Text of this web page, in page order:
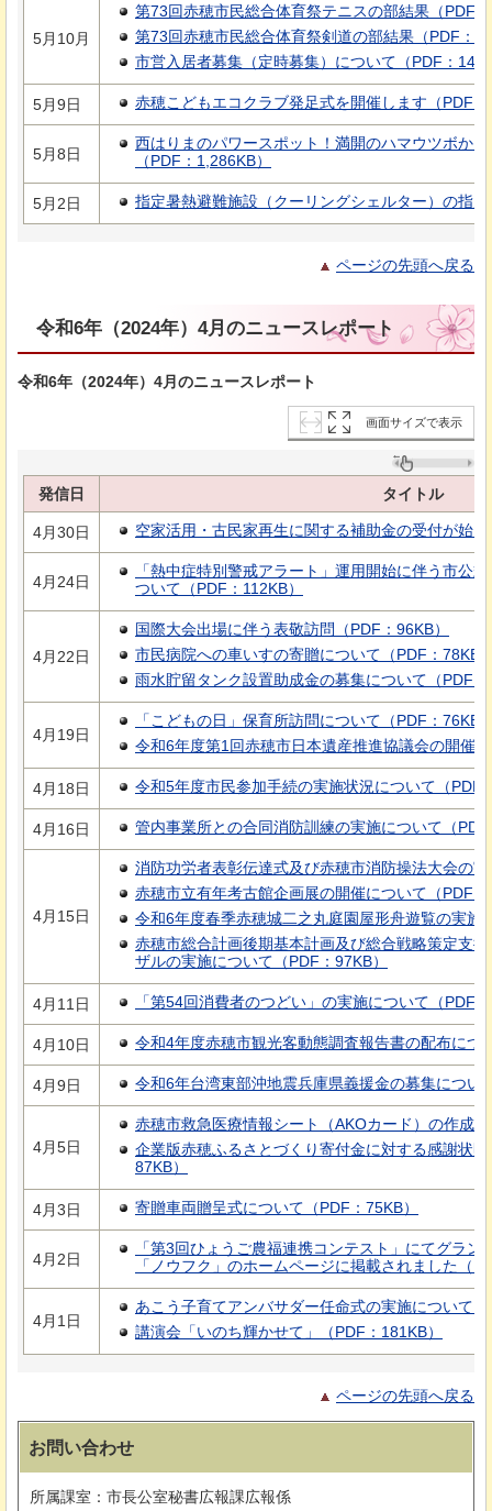
5月10月
第73回赤穂市民総合体育祭テニスの部結果（PDF
第73回赤穂市民総合体育祭剣道の部結果（PDF：
市営入居者募集（定時募集）について（PDF：
5月9日 赤穂こどもエコクラブ発足式を開催します（PDF
5月8日
西はりまのパワースポット！満開のハマウツボか
（PDF：1,286KB）
5月2日 指定暑熱避難施設（クーリングシェルター）の指
ページの先頭へ戻る
令和6年（2024年）4月のニュースレポート
令和6年（2024年）4月のニュースレポート
画面サイズで表示
発信日 タイトル
4月30日 空家活用・古民家再生に関する補助金の受付が始
4月24日
「熱中症特別警戒アラート」運用開始に伴う市公
ついて（PDF：112KB）
4月22日
国際大会出場に伴う表敬訪問（PDF：96KB）
市民病院への車いすの寄贈について（PDF：78KB
雨水貯留タンク設置助成金の募集について（PDF
4月19日
「こどもの日」保育所訪問について（PDF：76KB
令和6年度第1回赤穂市日本遺産推進協議会の開催
4月18日 令和5年度市民参加手続の実施状況について（PDF
4月16日 管内事業所との合同消防訓練の実施について（
4月15日
消防功労者表彰伝達式及び赤穂市消防操法大会の
赤穂市立有年考古館企画展の開催について（PDF
令和6年度春季赤穂城二之丸庭園屋形舟遊覧の実施
赤穂市総合計画後期基本計画及び総合戦略策定支
ザルの実施について（PDF：97KB）
4月11日 「第54回消費者のつどい」の実施について（PDF
4月10日 令和4年度赤穂市観光客動態調査報告書の配布につ
4月9日 令和6年台湾東部沖地震兵庫県義援金の募集につい
4月5日
赤穂市救急医療情報シート（AKOカード）の作成
企業版赤穂ふるさとづくり寄付金に対する感謝状
87KB）
4月3日 寄贈車両贈呈式について（PDF：75KB）
4月2日
「第3回ひょうご農福連携コンテスト」にてグラ
「ノウフク」のホームページに掲載されました（
4月1日
あこう子育てアンバサダー任命式の実施について
講演会「いのち輝かせて」（PDF：181KB）
ページの先頭へ戻る
お問い合わせ
所属課室：市長公室秘書広報課広報係